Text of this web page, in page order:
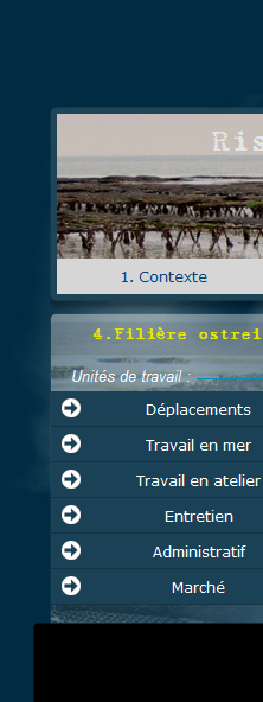
4.Filière ostreicole